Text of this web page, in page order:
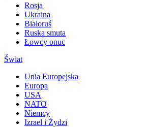
Rosja
Ukraina
Białoruś
Ruska smuta
Łowcy onuc
Świat
Unia Europejska
Europa
USA
NATO
Niemcy
Izrael i Żydzi